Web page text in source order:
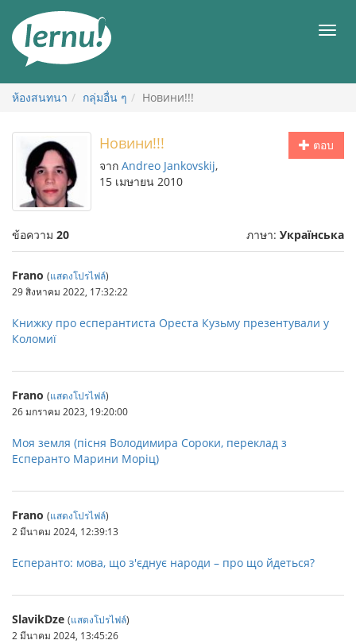
สารบัญ
เมนู
ห้องสนทนา กลุ่มอื่น ๆ Новини!!!
ตอบ
Новини!!!
จาก Andreo Jankovskij,
15 เมษายน 2010
ข้อความ 20 ภาษา: Українська
Frano (แสดงโปรไฟล์)
29 สิงหาคม 2022, 17:32:22
Книжку про есперантиста Ореста Кузьму презентували у
Коломиї
Frano (แสดงโปรไฟล์)
26 มกราคม 2023, 19:20:00
Моя земля (пісня Володимира Сороки, переклад з
Есперанто Марини Моріц)
Frano (แสดงโปรไฟล์)
2 มีนาคม 2024, 12:39:13
Есперанто: мова, що з'єднує народи – про що йдеться?
SlavikDze (แสดงโปรไฟล์)
2 มีนาคม 2024, 13:45:26